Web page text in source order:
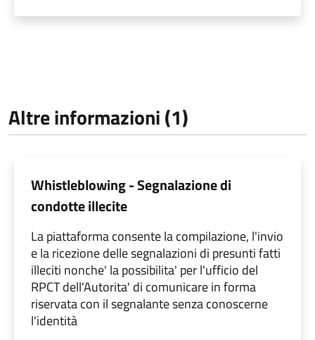
Altre informazioni (1)
Whistleblowing - Segnalazione di
condotte illecite
La piattaforma consente la compilazione, l'invio
e la ricezione delle segnalazioni di presunti fatti
illeciti nonche' la possibilita' per l'ufficio del
RPCT dell'Autorita' di comunicare in forma
riservata con il segnalante senza conoscerne
l'identità